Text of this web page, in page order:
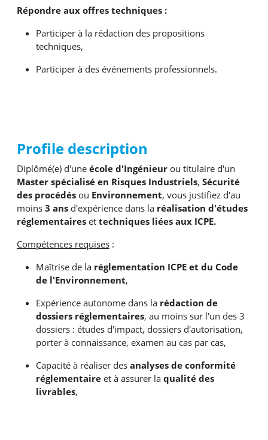
Répondre aux offres techniques :
Participer à la rédaction des propositions
techniques,
Participer à des événements professionnels.
Profile description
Diplômé(e) d'une école d'Ingénieur ou titulaire d'un
Master spécialisé en Risques Industriels, Sécurité
des procédés ou Environnement, vous justifiez d'au
moins 3 ans d'expérience dans la réalisation d'études
réglementaires et techniques liées aux ICPE.
Compétences requises :
Maîtrise de la réglementation ICPE et du Code
de l'Environnement,
Expérience autonome dans la rédaction de
dossiers réglementaires, au moins sur l'un des 3
dossiers : études d'impact, dossiers d'autorisation,
porter à connaissance, examen au cas par cas,
Capacité à réaliser des analyses de conformité
réglementaire et à assurer la qualité des
livrables,